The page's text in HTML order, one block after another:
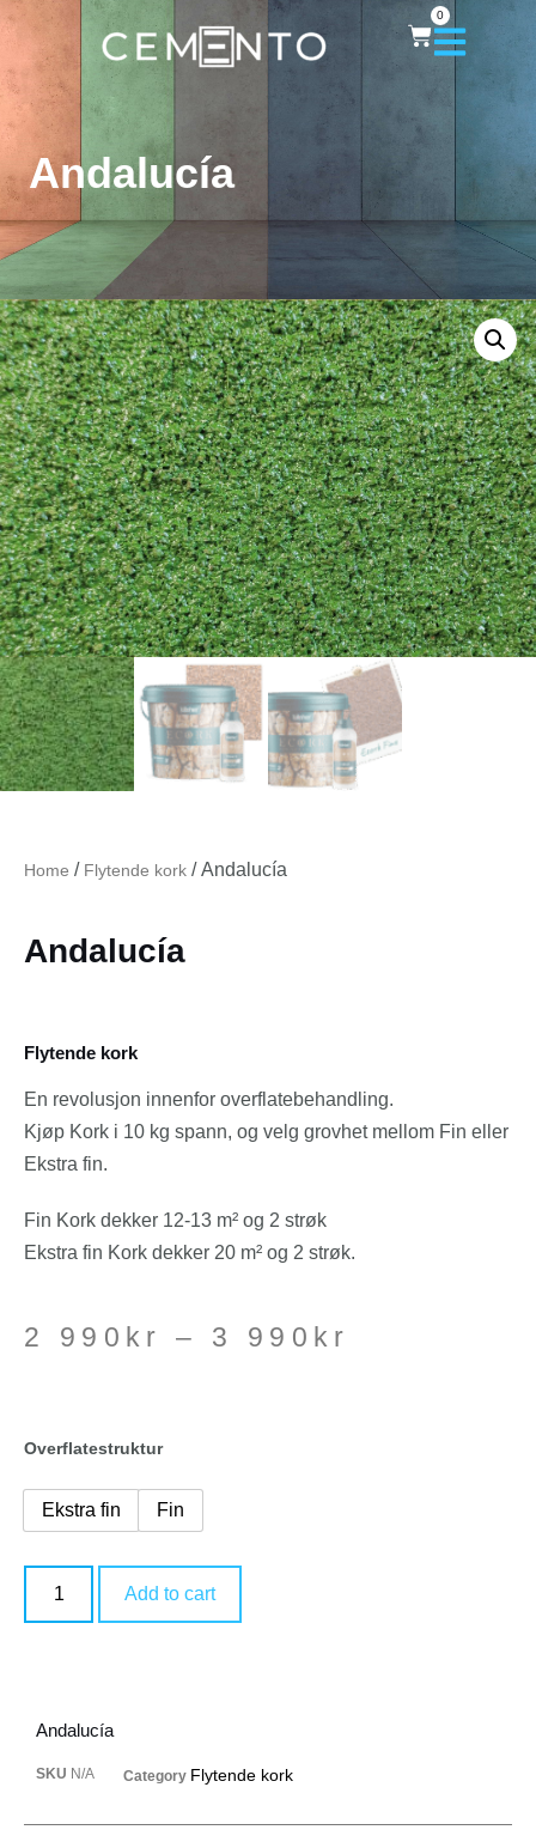
0
Andalucía
Home / Flytende kork / Andalucía
Andalucía
Flytende kork
En revolusjon innenfor overflatebehandling.
Kjøp Kork i 10 kg spann, og velg grovhet mellom Fin eller
Ekstra fin.
Fin Kork dekker 12-13 m² og 2 strøk
Ekstra fin Kork dekker 20 m² og 2 strøk.
2 990 kr – 3 990 kr
Overflatestruktur
Ekstra fin Fin
Add to cart
Andalucía
SKU N/A Category Flytende kork